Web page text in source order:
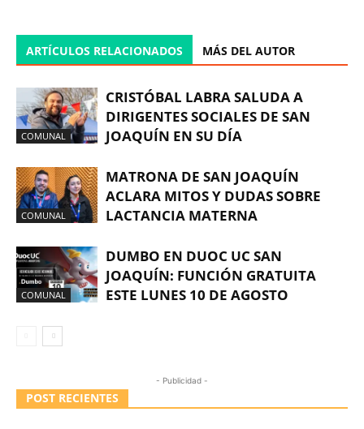
ARTÍCULOS RELACIONADOS MÁS DEL AUTOR
COMUNAL
CRISTÓBAL LABRA SALUDA A
DIRIGENTES SOCIALES DE SAN
JOAQUÍN EN SU DÍA
COMUNAL
MATRONA DE SAN JOAQUÍN
ACLARA MITOS Y DUDAS SOBRE
LACTANCIA MATERNA
COMUNAL
DUMBO EN DUOC UC SAN
JOAQUÍN: FUNCIÓN GRATUITA
ESTE LUNES 10 DE AGOSTO
- Publicidad -
POST RECIENTES